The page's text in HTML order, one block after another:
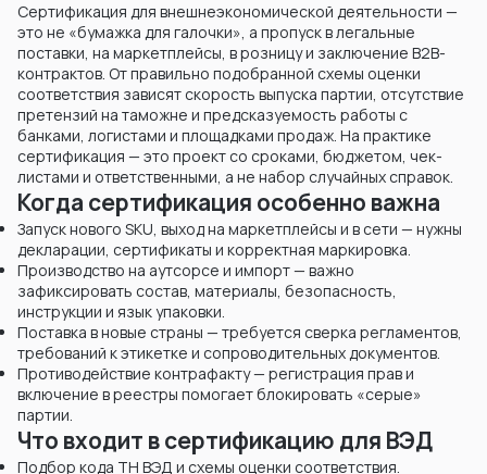
Сертификация для внешнеэкономической деятельности —
это не «бумажка для галочки», а пропуск в легальные
поставки, на маркетплейсы, в розницу и заключение B2B-
контрактов. От правильно подобранной схемы оценки
соответствия зависят скорость выпуска партии, отсутствие
претензий на таможне и предсказуемость работы с
банками, логистами и площадками продаж. На практике
сертификация — это проект со сроками, бюджетом, чек-
листами и ответственными, а не набор случайных справок.
Когда сертификация особенно важна
Запуск нового SKU, выход на маркетплейсы и в сети — нужны
декларации, сертификаты и корректная маркировка.
Производство на аутсорсе и импорт — важно
зафиксировать состав, материалы, безопасность,
инструкции и язык упаковки.
Поставка в новые страны — требуется сверка регламентов,
требований к этикетке и сопроводительных документов.
Противодействие контрафакту — регистрация прав и
включение в реестры помогает блокировать «серые»
партии.
Что входит в сертификацию для ВЭД
Подбор кода ТН ВЭД и схемы оценки соответствия.